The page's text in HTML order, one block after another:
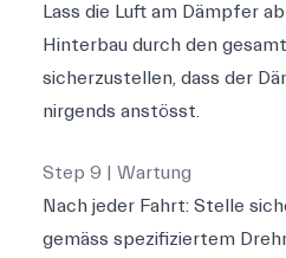
Lass die Luft am Dämpfer
Hinterbau durch den
sicherzustellen, dass der
nirgends anstösst.
Step 9 | Wartung
Nach jeder Fahrt: Stelle
gemäss spezifiziertem